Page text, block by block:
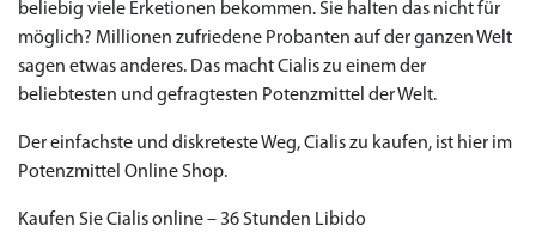
beliebig viele Erketionen bekommen. Sie halten das nicht für
möglich? Millionen zufriedene Probanten auf der ganzen Welt
sagen etwas anderes. Das macht Cialis zu einem der
beliebtesten und gefragtesten Potenzmittel der Welt.
Der einfachste und diskreteste Weg, Cialis zu kaufen, ist hier im
Potenzmittel Online Shop.
Kaufen Sie Cialis online – 36 Stunden Libido